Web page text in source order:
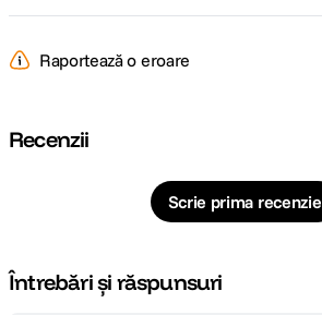
Raportează o eroare
Recenzii
Scrie prima recenzie
Întrebări și răspunsuri